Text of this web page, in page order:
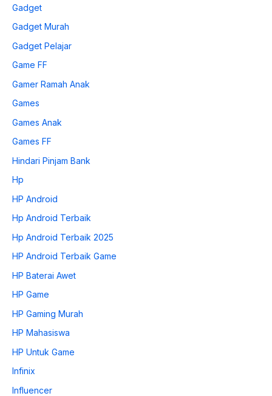
Gadget
Gadget Murah
Gadget Pelajar
Game FF
Gamer Ramah Anak
Games
Games Anak
Games FF
Hindari Pinjam Bank
Hp
HP Android
Hp Android Terbaik
Hp Android Terbaik 2025
HP Android Terbaik Game
HP Baterai Awet
HP Game
HP Gaming Murah
HP Mahasiswa
HP Untuk Game
Infinix
Influencer